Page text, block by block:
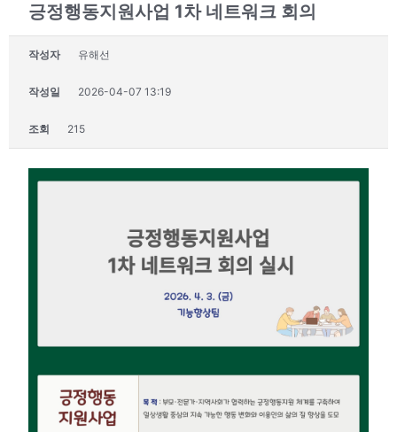
긍정행동지원사업 1차 네트워크 회의
작성자 유해선
작성일 2026-04-07 13:19
조회 215